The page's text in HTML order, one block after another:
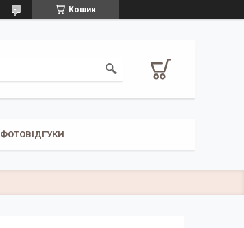
Кошик
ФОТОВІДГУКИ